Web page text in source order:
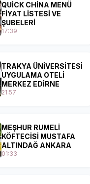
QUİCK CHİNA MENÜ
FİYAT LİSTESİ VE
ŞUBELERİ
17:39
TRAKYA ÜNİVERSİTESİ
UYGULAMA OTELİ
MERKEZ EDİRNE
21:57
MEŞHUR RUMELİ
KÖFTECİSİ MUSTAFA
ALTINDAĞ ANKARA
01:33